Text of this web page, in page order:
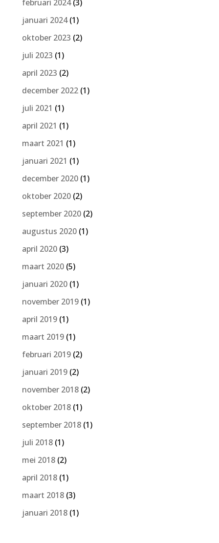
februari 2024(3)
januari 2024(1)
oktober 2023 (2)
juli 2023 (1)
april 2023 (2)
december 2022(1)
juli 2021 (1)
april 2021 (1)
maart 2021 (1)
januari 2021 (1)
december 2020(1)
oktober 2020(2)
september 2020(2)
augustus 2020(1)
april 2020(3)
maart 2020(5)
januari 2020(1)
november 2019(1)
april 2019(1)
maart 2019(1)
februari 2019(2)
januari 2019(2)
november 2018(2)
oktober 2018(1)
september 2018(1)
juli 2018(1)
mei 2018(2)
april 2018(1)
maart 2018(3)
januari 2018(1)